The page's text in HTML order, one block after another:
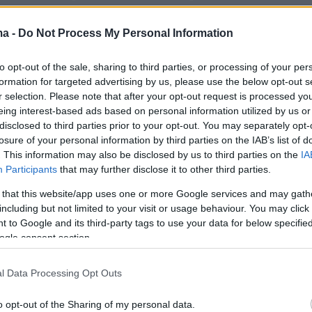
- Do Not Process My Personal Information
opt-out of the sale, sharing to third parties, or processing of your
for targeted advertising by us, please use the below opt-out
selection. Please note that after your opt-out request is processed
interest-based ads based on personal information utilized by us
to third parties prior to your opt-out. You may separately
of your personal information by third parties on the IAB’s list of
This information may also be disclosed by us to third parties on the
Participants that may further disclose it to other third parties.
that this website/app uses one or more Google services and may
but not limited to your visit or usage behaviour. You may
to Google and its third-party tags to use your data for below
consent section.
Data Processing Opt Outs
opt-out of the Sharing of my personal data.
Βουλή ζητά
της Τουρκίας στις
Μέσης Ανατολής
που υπογράφουν οι Γκας Μπιλιράκης και Μπραν
ότι το Στέιτ Ντιπάρτμεντ πρέπει να
το διπλωματικό καθεστώς της Τουρκίας εντός 90
Πάνο Καμμένο σε event με
και την ελληνική
με νέο μαλλί και...
χαμόγελο
σε event της ομογένειας για την ορκωμοσία Τραμπ